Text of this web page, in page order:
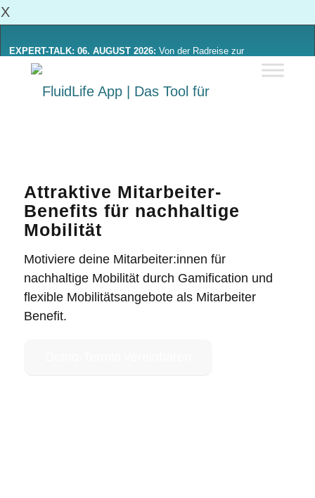
X
EXPERT-TALK: 06. AUGUST 2026: Von der Radreise zur
Alltagsmobilität: Was sich von Radinitiativen lernen lässt
Attraktive Mitarbeiter-
Benefits für nachhaltige
Mobilität
Motiviere deine Mitarbeiter:innen für
nachhaltige Mobilität durch Gamification und
flexible Mobilitätsangebote als Mitarbeiter
Benefit.